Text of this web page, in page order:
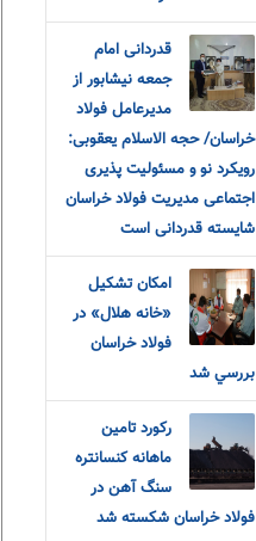
قدردانی امام
جمعه نیشابور از
مدیرعامل فولاد
خراسان/ حجه الاسلام یعقوبی:
رویکرد نو و مسئولیت پذیری
اجتماعی مدیریت فولاد خراسان
شایسته قدردانی است
امکان تشکيل
«خانه هلال» در
فولاد خراسان
بررسي شد
رکورد تامین
ماهانه کنسانتره
سنگ آهن در
فولاد خراسان شکسته شد